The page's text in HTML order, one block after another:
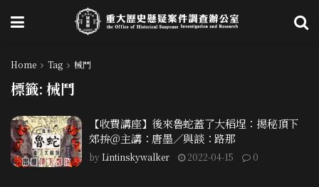
Home Tag 械鬥
標籤:械鬥
【收費講座】後來魯蛇蓋了大稻埕：揭秘頂下
郊拚＠主講：唐墨／與談：路那
byLintinskywalker 2022-04-15 0